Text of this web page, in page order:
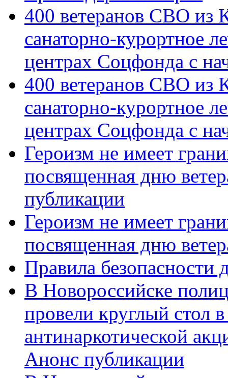
400 ветеранов СВО из
санаторно-курортное
центрах Соцфонда с
400 ветеранов СВО из
санаторно-курортное
центрах Соцфонда с
Героизм не имеет
посвященная дню
публикации
Героизм не имеет
посвященная дню
Правила безопасности
В Новороссийске
провели круглый стол
антинаркотической
Анонс публикации